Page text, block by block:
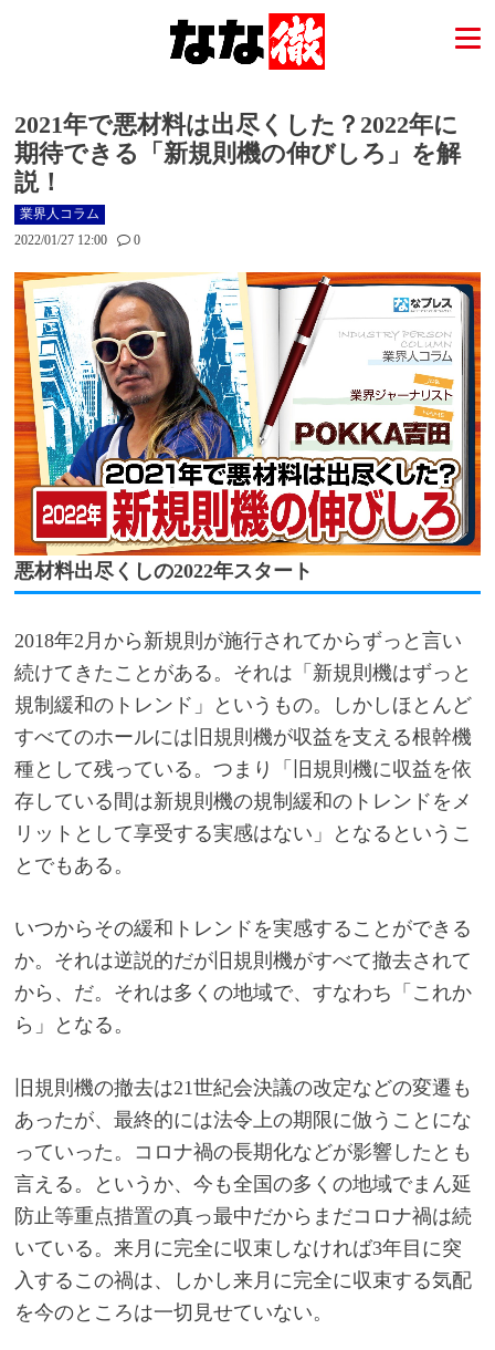
2021年で悪材料は出尽くした？2022年に
期待できる「新規則機の伸びしろ」を解
説！
業界人コラム
2022/01/27 12:00
0
悪材料出尽くしの2022年スタート
2018年2 月から新規則が施行されてからずっと言い
続けてきたことがある。それは「新規則機はずっと
規制緩和のトレンド」というもの。しかしほとんど
すべてのホールには旧規則機が収益を支える根幹機
種として残っている。つまり「旧規則機に収益を依
存している間は新規則機の規制緩和のトレンドをメ
リットとして享受する実感はない」となるというこ
とでもある。
いつからその緩和トレンドを実感することができる
か。それは逆説的だが旧規則機がすべて撤去されて
から、だ。それは多くの地域で、すなわち「これか
ら」となる。
旧規則機の撤去は21世紀会決議の改定などの変遷も
あったが、最終的には法令上の期限に倣うことにな
っていった。コロナ禍の長期化などが影響したとも
言える。というか、今も全国の多くの地域でまん延
防止等重点措置の真っ最中だからまだコロナ禍は続
いている。来月に完全に収束しなければ3年目に突
入するこの禍は、しかし来月に完全に収束する気配
を今のところは一切見せていない。